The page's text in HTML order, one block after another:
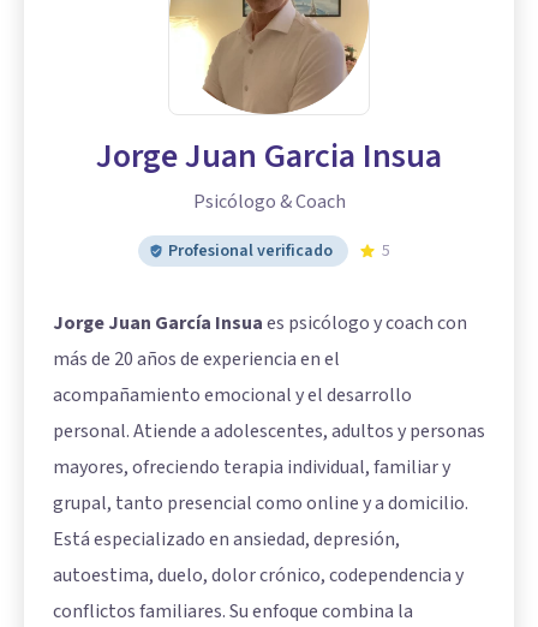
Jorge Juan Garcia Insua
Psicólogo & Coach
Profesional verificado 5
Jorge Juan García Insuaes psicólogo y coach con
más de 20 años de experiencia en el
acompañamiento emocional y el desarrollo
personal. Atiende a adolescentes, adultos y personas
mayores, ofreciendo terapia individual, familiar y
grupal, tanto presencial como online y a domicilio.
Está especializado en ansiedad, depresión,
autoestima, duelo, dolor crónico, codependencia y
conflictos familiares. Su enfoque combina la